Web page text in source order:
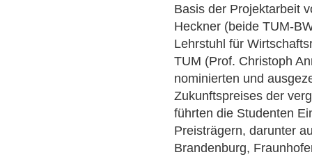
Basis der Projektarbeit
Heckner (beide TUM-
Lehrstuhl für
TUM (Prof. Christoph
nominierten und
Zukunftspreises der
führten die Studenten
Preisträgern, darunter
Brandenburg,